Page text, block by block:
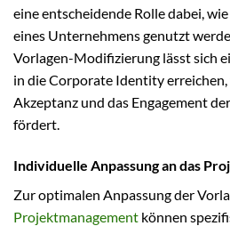
eine entscheidende Rolle dabei,
eines Unternehmens genutzt
Vorlagen-Modifizierung lässt sich
in die Corporate Identity
Akzeptanz und das Engagement
fördert.
Individuelle Anpassung an das
Zur optimalen Anpassung der
Projektmanagement können